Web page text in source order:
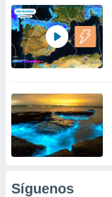
Síguenos